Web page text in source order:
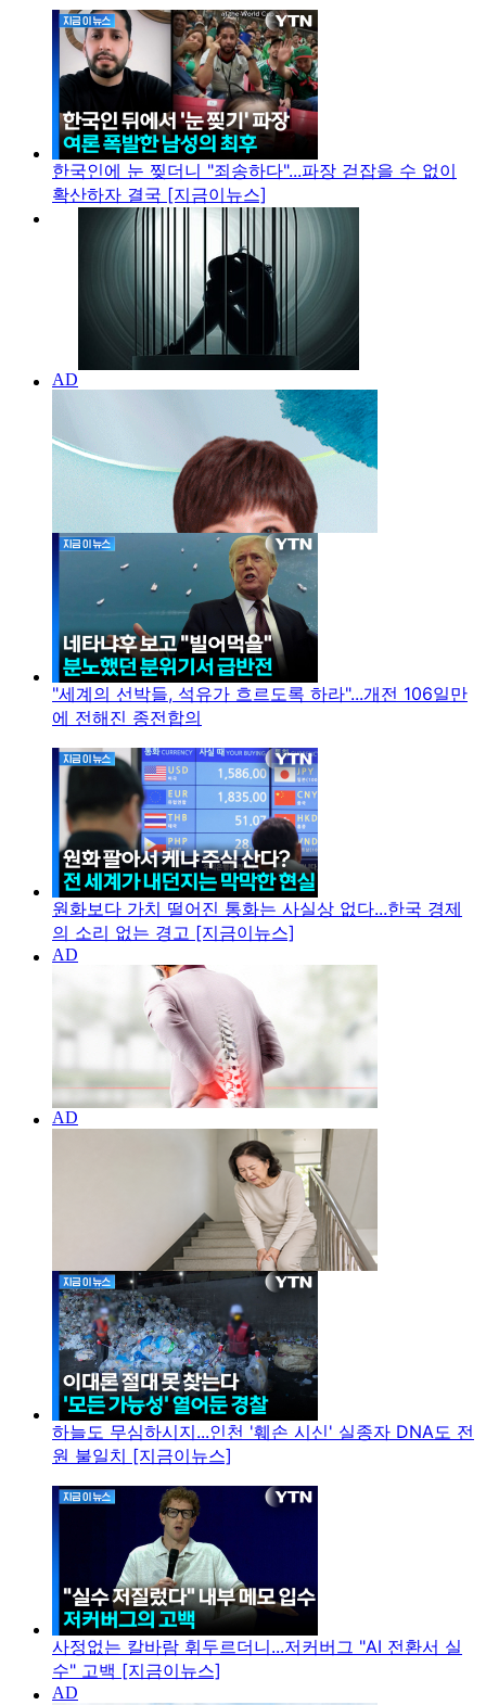
한국인에 눈 찢더니 "죄송하다"...파장 걷잡을 수 없이
확산하자 결국 [지금이뉴스]
"세계의 선박들, 석유가 흐르도록 하라"...개전 106일만
에 전해진 종전합의
원화보다 가치 떨어진 통화는 사실상 없다...한국 경제
의 소리 없는 경고 [지금이뉴스]
하늘도 무심하시지...인천 '훼손 시신' 실종자 DNA도 전
원 불일치 [지금이뉴스]
사정없는 칼바람 휘두르더니...저커버그 "AI 전환서 실
수" 고백 [지금이뉴스]